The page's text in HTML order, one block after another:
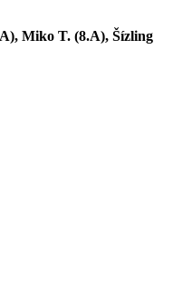
Miko T. (8.A), Šízling